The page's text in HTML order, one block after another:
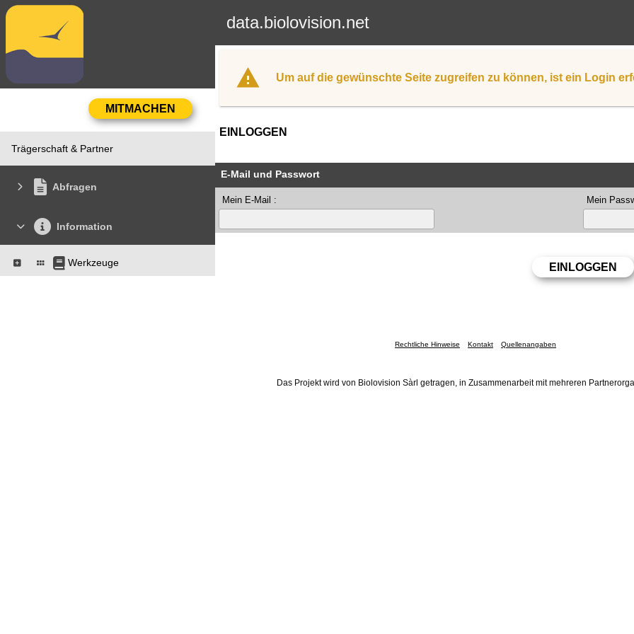
data.biolovision.net
Trägerschaft & Partner
Abfragen
Information
Werkzeuge
Um auf die gewünschte Seite zugreifen zu können, ist ein Login
EINLOGGEN
E-Mail und Passwort
Mein E-Mail : Mein
Rechtliche Hinweise Kontakt Quellenangaben
Das Projekt wird von Biolovision Sàrl getragen, in Zusammenarbeit mit mehreren